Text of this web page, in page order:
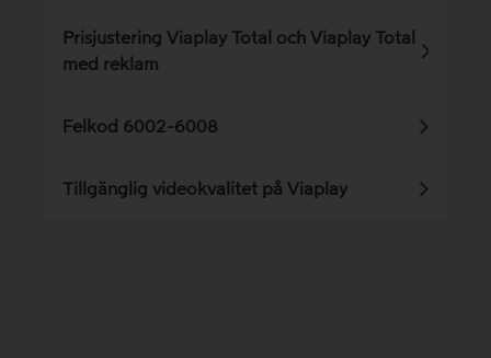
Prisjustering Viaplay Total och Viaplay Total
med reklam
Felkod 6002-6008
Tillgänglig videokvalitet på Viaplay